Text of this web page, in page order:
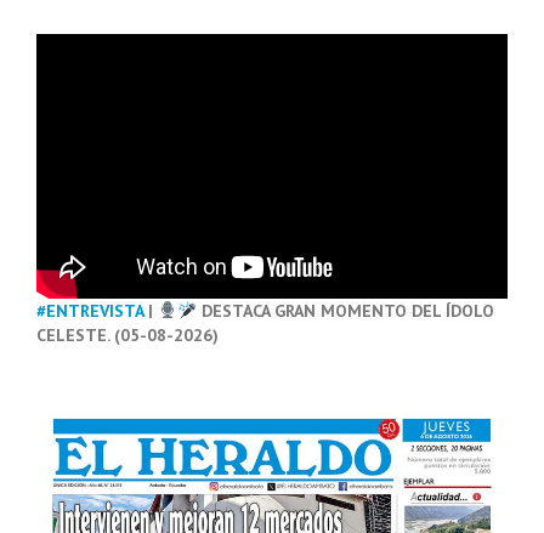
#ENTREVISTA|
DESTACA GRAN MOMENTO DEL ÍDOLO
CELESTE. (05-08-2026)